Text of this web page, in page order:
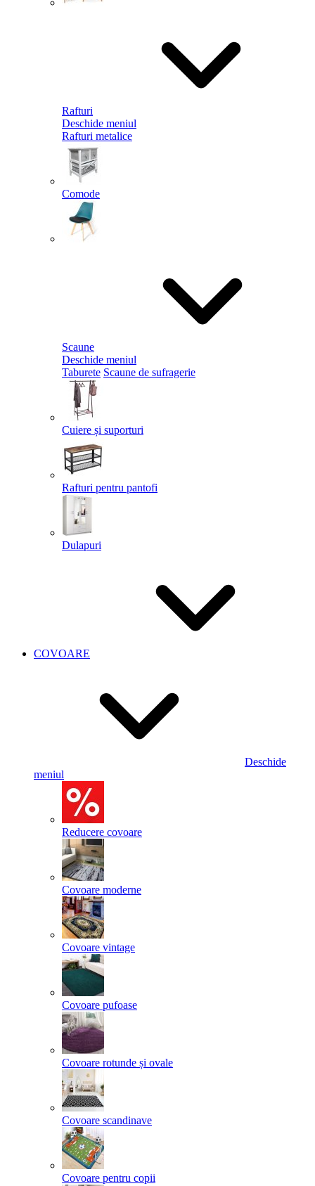
Rafturi
Deschide meniul
Rafturi metalice
Comode
Scaune
Deschide meniul
Taburete Scaune de sufragerie
Cuiere și suporturi
Rafturi pentru pantofi
Dulapuri
COVOARE
Deschide
meniul
Reducere covoare
Covoare moderne
Covoare vintage
Covoare pufoase
Covoare rotunde și ovale
Covoare scandinave
Covoare pentru copii